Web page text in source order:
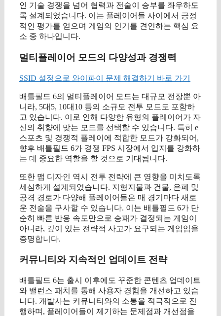
인 기술 경쟁을 넘어 협력과 전술이 승부를 좌우하도
록 설계되었습니다. 이는 플레이어들 사이에서 긍정
적인 평가를 얻으며 게임의 인기를 견인하는 핵심 요
소 중 하나입니다.
멀티플레이어 모드의 다양성과 경쟁력
SSID 설정으로 와이파이 문제 해결하기 바로 가기
배틀필드 6의 멀티플레이어 모드는 대규모 전장뿐 아
니라, 5대5, 10대10 등의 소규모 전투 모드도 포함하
고 있습니다. 이로 인해 다양한 유형의 플레이어가 자
신의 취향에 맞는 모드를 선택할 수 있습니다. 특히 e
스포츠 및 경쟁적 플레이에 적합한 모드가 강화되어,
향후 배틀필드 6가 경쟁 FPS 시장에서 입지를 강화하
는 데 중요한 역할을 할 것으로 기대됩니다.
또한 맵 디자인 역시 전투 전략에 큰 영향을 미치도록
세심하게 설계되었습니다. 지형지물과 건물, 은폐 및
공격 경로가 다양해 플레이어들은 매 경기마다 새로
운 전술을 구사할 수 있습니다. 이는 배틀필드 6가 단
순히 빠른 반응 속도만으로 승패가 결정되는 게임이
아니라, 깊이 있는 전략적 사고가 요구되는 게임임을
증명합니다.
커뮤니티와 지속적인 업데이트 전략
배틀필드 6는 출시 이후에도 꾸준한 콘텐츠 업데이트
와 밸런스 패치를 통해 사용자 경험을 개선하고 있습
니다. 개발사는 커뮤니티와의 소통을 적극적으로 진
행하며, 플레이어들이 제기하는 문제점과 개선점을